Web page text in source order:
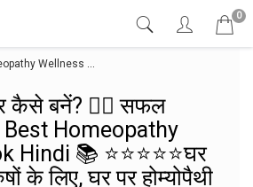
0
Wellness
कैसे बनें? 👨‍⚕️ सफल
Best Homeopathy
Hindi 📚 ⭐⭐⭐⭐⭐घर
के लिए, घर पर होम्योपैथी